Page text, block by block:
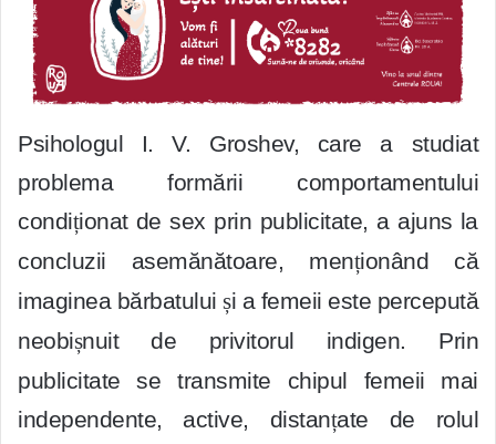
Psihologul I. V. Groshev, care a studiat
problema formării comportamentului
condiționat de sex prin publicitate, a ajuns la
concluzii asemănătoare, menționând că
imaginea bărbatului și a femeii este percepută
neobișnuit de privitorul indigen. Prin
publicitate se transmite chipul femeii mai
independente, active, distanțate de rolul